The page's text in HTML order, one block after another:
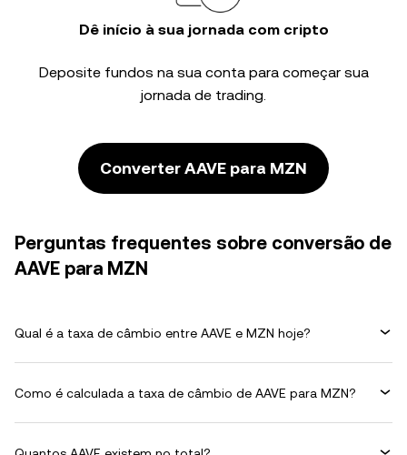
Dê início à sua jornada com cripto
Deposite fundos na sua conta para começar sua
jornada de trading.
Converter AAVE para MZN
Perguntas frequentes sobre conversão de
AAVE para MZN
Qual é a taxa de câmbio entre AAVE e MZN hoje?
Como é calculada a taxa de câmbio de AAVE para MZN?